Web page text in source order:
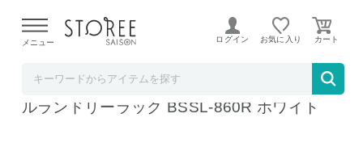
よる配送遅延が発生しております。
メニュー ログイン お気に入り
アイリスオーヤマ バスケット付き伸縮スタイ
ルランドリーラック BSSL-860R ホワイト